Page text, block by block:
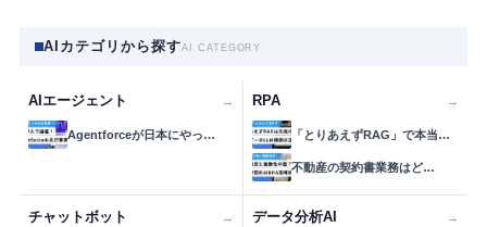
AIカテゴリから探すAI CATEGORY
AIエージェント →
Agentforceが日本にやっ…
RPA →
「とりあえずRAG」で本当…
不動産の契約書業務はど…
チャットボット → データ分析AI →